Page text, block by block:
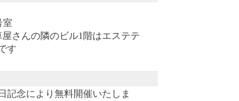
室
さんの隣のビル1階はエステテ
す
念により無料開催いたしま